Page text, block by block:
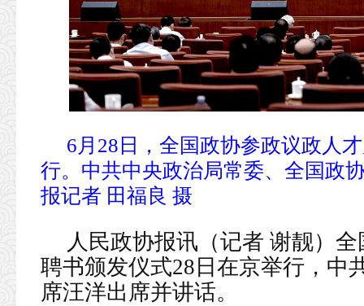
6月28日，全国政协参政议政人
行。中共中央政治局常委、全国政
报记者 田福良 摄
人民政协报讯（记者 谢靓）
聘书颁发仪式28日在京举行，中
席汪洋出席并讲话。